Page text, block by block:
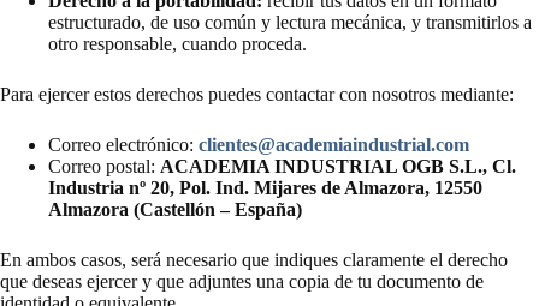
estructurado, de uso común y lectura mecánica, y transmitirlos a
otro responsable, cuando proceda.
Para ejercer estos derechos puedes contactar con nosotros mediante:
Correo electrónico: clientes@academiaindustrial.com
Correo postal: ACADEMIA INDUSTRIAL OGB S.L., Cl.
Industria nº 20, Pol. Ind. Mijares de Almazora, 12550
Almazora (Castellón – España)
En ambos casos, será necesario que indiques claramente el derecho
que deseas ejercer y que adjuntes una copia de tu documento de